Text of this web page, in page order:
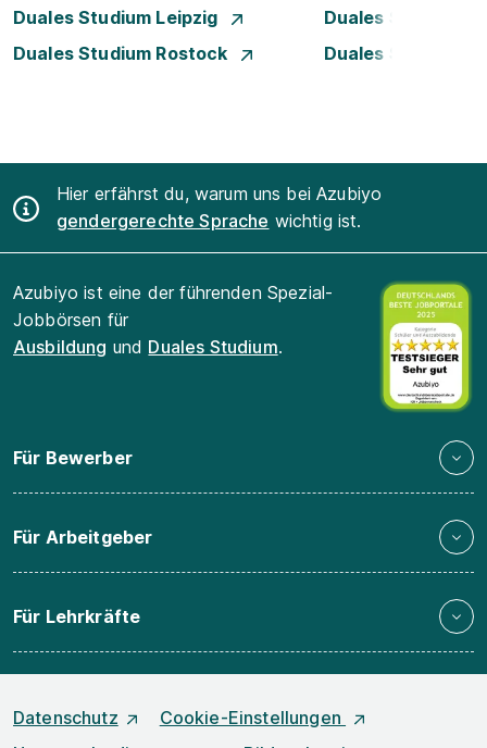
Duales Studium Leipzig
Duales Studium
Duales Studium Rostock
Duales Studium
Hier erfährst du, warum uns bei Azubiyo
gendergerechte Sprache wichtig ist.
Azubiyo ist eine der führenden Spezial-
Jobbörsen für
Ausbildung und Duales Studium.
Für Bewerber
Für Arbeitgeber
Für Lehrkräfte
Datenschutz
Cookie-Einstellungen